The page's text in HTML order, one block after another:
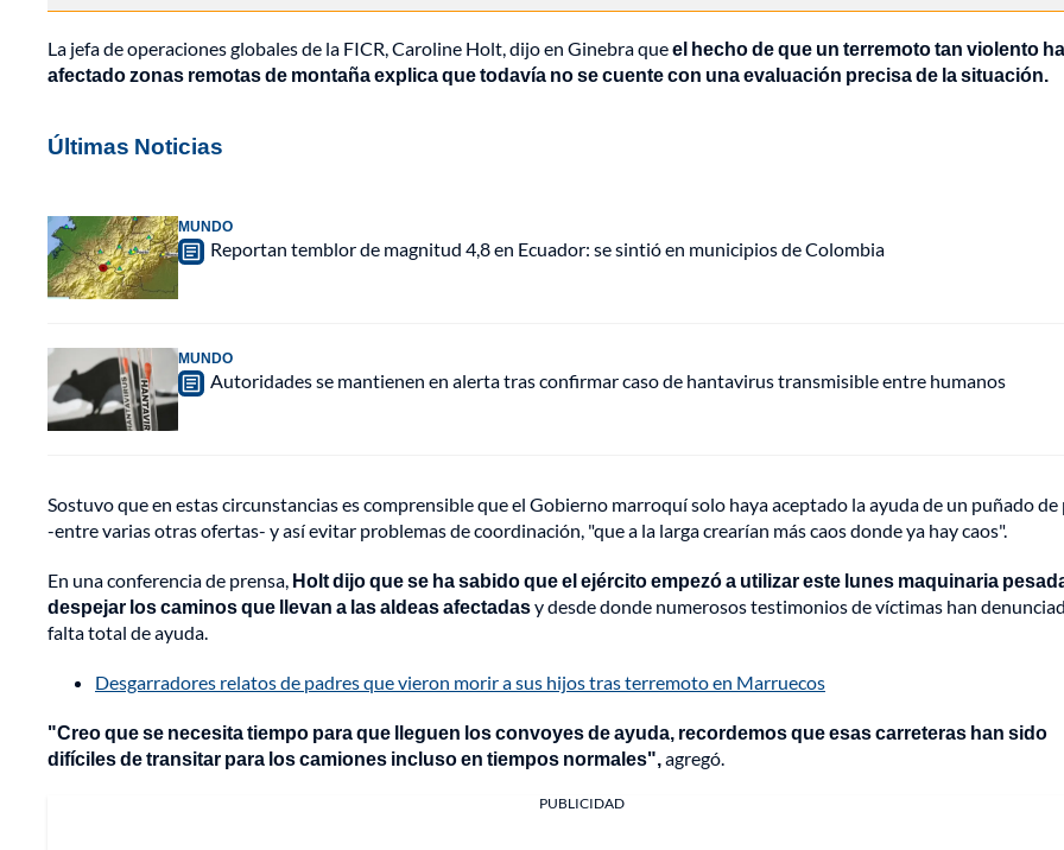
La jefa de operaciones globales de la FICR, Caroline Holt, dijo en Ginebra queel hecho de que un terremoto tan violento
afectado zonas remotas de montaña explica que todavía no se cuente con una evaluación precisa de la situación.
Últimas Noticias
MUNDO
Reportan temblor de magnitud 4,8 en Ecuador: se sintió en municipios de Colombia
MUNDO
Autoridades se mantienen en alerta tras confirmar caso de hantavirus transmisible entre humanos
Sostuvo que en estas circunstancias es comprensible que el Gobierno marroquí solo haya aceptado la ayuda de un puñado de
-entre varias otras ofertas- y así evitar problemas de coordinación, "que a la larga crearían más caos donde ya hay caos".
En una conferencia de prensa, Holt dijo que se ha sabido que el ejército empezó a utilizar este lunes maquinaria
despejar los caminos que llevan a las aldeas afectadasy desde donde numerosos testimonios de víctimas han
falta total de ayuda.
Desgarradores relatos de padres que vieron morir a sus hijos tras terremoto en Marruecos
"Creo que se necesita tiempo para que lleguen los convoyes de ayuda, recordemos que esas carreteras han sido
difíciles de transitar para los camiones incluso en tiempos normales",agregó.
PUBLICIDAD